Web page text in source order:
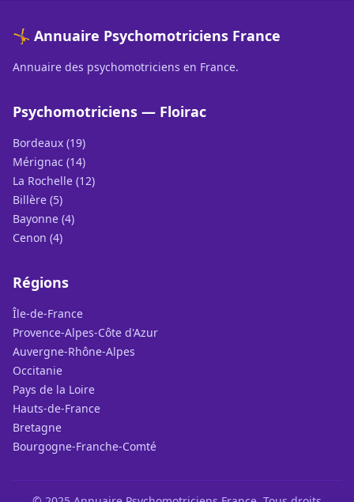
🤸 Annuaire Psychomotriciens France
Annuaire des psychomotriciens en France.
Psychomotriciens — Floirac
Bordeaux (19)
Mérignac (14)
La Rochelle (12)
Billère (5)
Bayonne (4)
Cenon (4)
Régions
Île-de-France
Provence-Alpes-Côte d'Azur
Auvergne-Rhône-Alpes
Occitanie
Pays de la Loire
Hauts-de-France
Bretagne
Bourgogne-Franche-Comté